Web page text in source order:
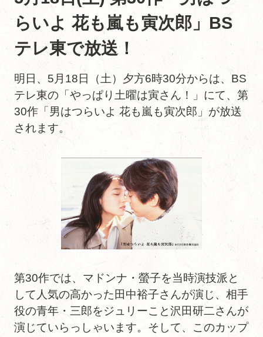
らいよ 花も嵐も寅次郎」BS
テレ東で放送！
明日、5月18日（土）夕方6時30分からは、BS
テレ東の「やっぱり土曜は寅さん！」にて、第
30作「男はつらいよ 花も嵐も寅次郎」が放送
されます。
第30作では、マドンナ・螢子を当時演技派と
して人気の高かった田中裕子さんが演じ、相手
役の青年・三郎をジュリーこと沢田研二さんが
演じていらっしゃいます。そして、このカップ